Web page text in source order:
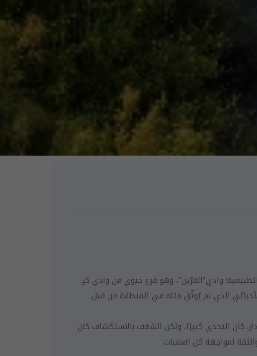
وادي”الغرّين”، وهو فرع حيوي من وادي كر.
الذي لم يُوثّق مثله في المنطقة من قبل.
كان التحدي كبيرًا، ولكن الشغف بالاستكشاف كان
لمواجهة كل العقبات.